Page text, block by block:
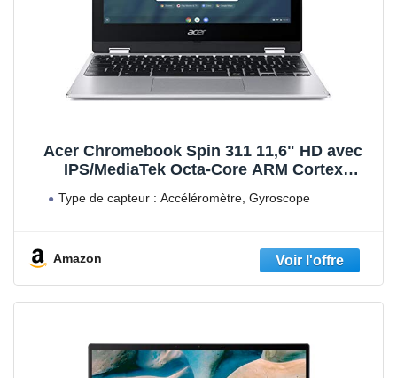
Acer Chromebook Spin 311 11,6" HD avec
IPS/MediaTek Octa-Core ARM Cortex
Go eMMC / Mali-G72 MP3 GPU / Google
Type de capteur : Accéléromètre, Gyroscope
Amazon